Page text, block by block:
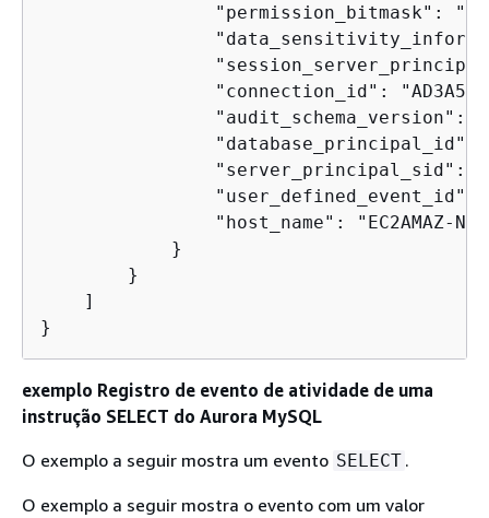
"permission_bitmask":
"connection_id":
"audit_schema_version":
"database_principal_id":
"server_principal_sid":
"user_defined_event_id":
"host_name": "EC2AMAZ-
            }
        }
    ]
}
exemplo Registro de evento de atividade de uma
instrução SELECT do Aurora MySQL
O exemplo a seguir mostra um evento SELECT .
O exemplo a seguir mostra o evento com um valor